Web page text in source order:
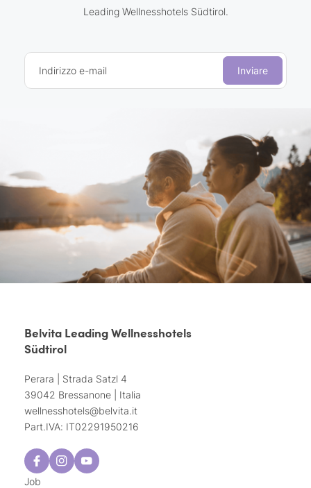
Leading Wellnesshotels Südtirol.
Indirizzo e-mail Inviare
Belvita Leading Wellnesshotels
Südtirol
Perara | Strada Satzl 4
39042 Bressanone | Italia
wellnesshotels@belvita.it
Part.IVA: IT02291950216
Job